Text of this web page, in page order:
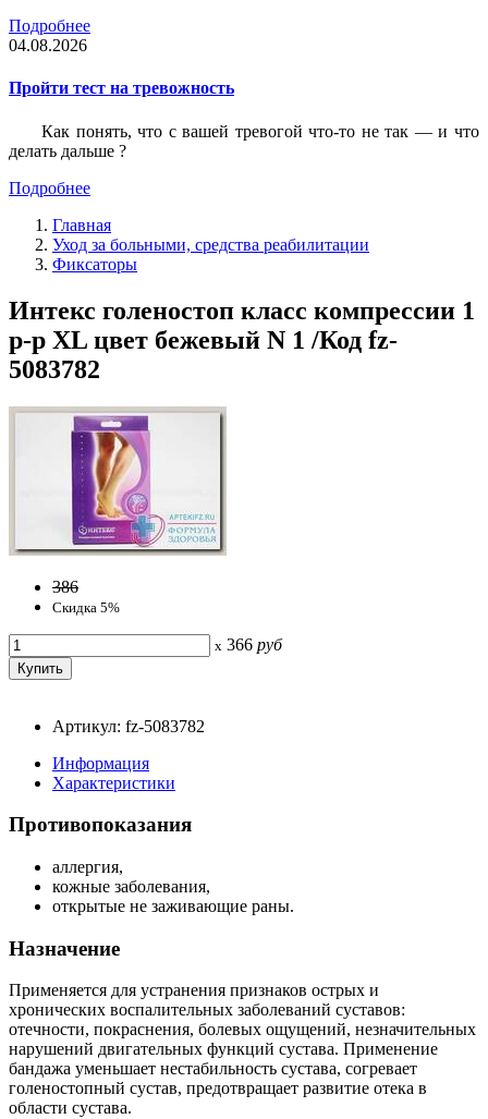
Подробнее
04.08.2026
Пройти тест на тревожность
Как понять, что с вашей тревогой что-то не так — и что
делать дальше ?
Подробнее
Главная
Уход за больными, средства реабилитации
Фиксаторы
Интекс голеностоп класс компрессии 1
р-р XL цвет бежевый N 1 /Код fz-
5083782
386
Скидка 5%
x 366 руб
Артикул: fz-5083782
Информация
Характеристики
Противопоказания
аллергия,
кожные заболевания,
открытые не заживающие раны.
Назначение
Применяется для устранения признаков острых и
хронических воспалительных заболеваний суставов:
отечности, покраснения, болевых ощущений, незначительных
нарушений двигательных функций сустава. Применение
бандажа уменьшает нестабильность сустава, согревает
голеностопный сустав, предотвращает развитие отека в
области сустава.